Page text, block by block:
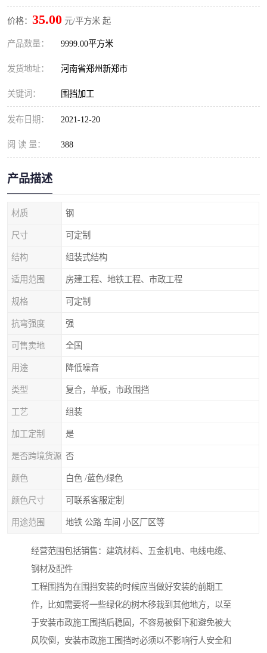
价格： 35.00 元/平方米 起
产品数量： 9999.00平方米
发货地址： 河南省郑州新郑市
关键词： 围挡加工
发布日期： 2021-12-20
阅 读 量： 388
产品描述
材质 钢
尺寸 可定制
结构 组装式结构
适用范围 房建工程、地铁工程、市政工程
规格 可定制
抗弯强度 强
可售卖地 全国
用途 降低噪音
类型 复合，单板，市政围挡
工艺 组装
加工定制 是
是否跨境货源 否
颜色 白色 /蓝色/绿色
颜色尺寸 可联系客服定制
用途范围 地铁 公路 车间 小区厂区等
经营范围包括销售：建筑材料、五金机电、电线电缆、
钢材及配件
工程围挡为在围挡安装的时候应当做好安装的前期工
作，比如需要将一些绿化的树木移栽到其他地方，以至
于安装市政施工围挡后稳固，不容易被倒下和避免被大
风吹倒，安装市政施工围挡时必须以不影响行人安全和